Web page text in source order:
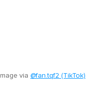
Image via @fan.tqf2 (TikTok)